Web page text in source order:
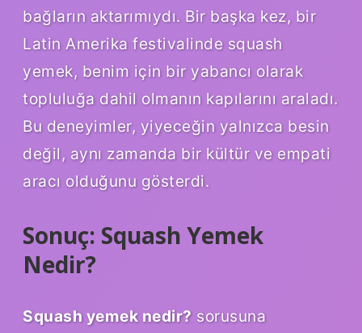
bağların aktarımıydı. Bir başka kez, bir
Latin Amerika festivalinde squash
yemek, benim için bir yabancı olarak
topluluğa dahil olmanın kapılarını araladı.
Bu deneyimler, yiyeceğin yalnızca besin
değil, aynı zamanda bir kültür ve empati
aracı olduğunu gösterdi.
Sonuç: Squash Yemek
Nedir?
Squash yemek nedir? sorusuna